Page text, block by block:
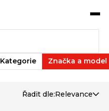
Kategorie Značka a model
Řadit dle:Relevance